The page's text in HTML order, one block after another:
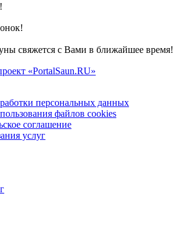
свяжется с Вами в ближайшее время!
«PortalSaun.RU»
персональных данных
файлов cookies
соглашение
услуг